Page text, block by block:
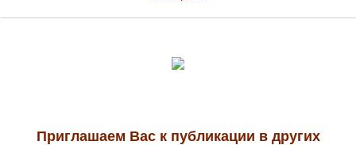
Приглашаем Вас к публикации в других